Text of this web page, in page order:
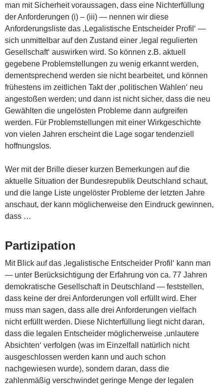
man mit Sicherheit voraussagen, dass eine Nichterfüllung
der Anforderungen (i) – (iii) — nennen wir diese
Anforderungsliste das ‚Legalistische Entscheider Profil‘ —
sich unmittelbar auf den Zustand einer ‚legal regulierten
Gesellschaft‘ auswirken wird. So können z.B. aktuell
gegebene Problemstellungen zu wenig erkannt werden,
dementsprechend werden sie nicht bearbeitet, und können
frühestens im zeitlichen Takt der ‚politischen Wahlen‘ neu
angestoßen werden; und dann ist nicht sicher, dass die neu
Gewählten die ungelösten Probleme dann aufgreifen
werden. Für Problemstellungen mit einer Wirkgeschichte
von vielen Jahren erscheint die Lage sogar tendenziell
hoffnungslos.
Wer mit der Brille dieser kurzen Bemerkungen auf die
aktuelle Situation der Bundesrepublik Deutschland schaut,
und die lange Liste ungelöster Probleme der letzten Jahre
anschaut, der kann möglicherweise den Eindruck gewinnen,
dass …
Partizipation
Mit Blick auf das ‚legalistische Entscheider Profil‘ kann man
— unter Berücksichtigung der Erfahrung von ca. 77 Jahren
demokratische Gesellschaft in Deutschland — feststellen,
dass keine der drei Anforderungen voll erfüllt wird. Eher
muss man sagen, dass alle drei Anforderungen vielfach
nicht erfüllt werden. Diese Nichterfüllung liegt nicht daran,
dass die legalen Entscheider möglicherweise ‚unlautere
Absichten‘ verfolgen (was im Einzelfall natürlich nicht
ausgeschlossen werden kann und auch schon
nachgewiesen wurde), sondern daran, dass die
zahlenmäßig verschwindet geringe Menge der legalen